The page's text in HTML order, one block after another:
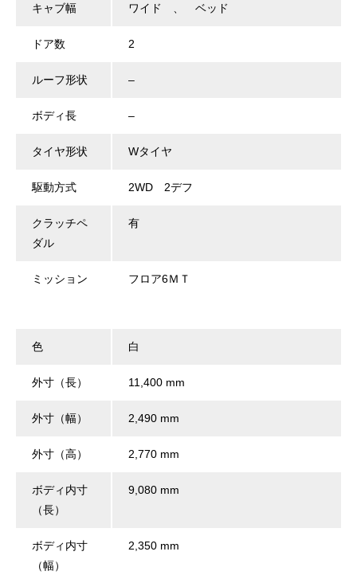
キャブ幅 ワイド 、 ベッド
ドア数 2
ルーフ形状 –
ボディ長 –
タイヤ形状 Wタイヤ
駆動方式 2WD 2デフ
クラッチペ
ダル
有
ミッション フロア6ＭＴ
色 白
外寸（長） 11,400 mm
外寸（幅） 2,490 mm
外寸（高） 2,770 mm
ボディ内寸
（長）
9,080 mm
ボディ内寸
（幅）
2,350 mm